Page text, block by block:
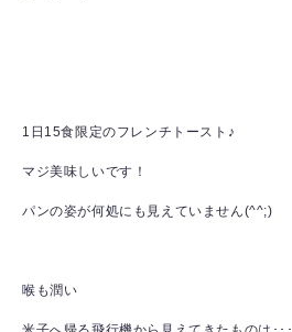
1日15食限定のフレンチトースト♪
マジ美味しいです！
パンの姿が何処にも見えていません(^^;)
喉も潤い